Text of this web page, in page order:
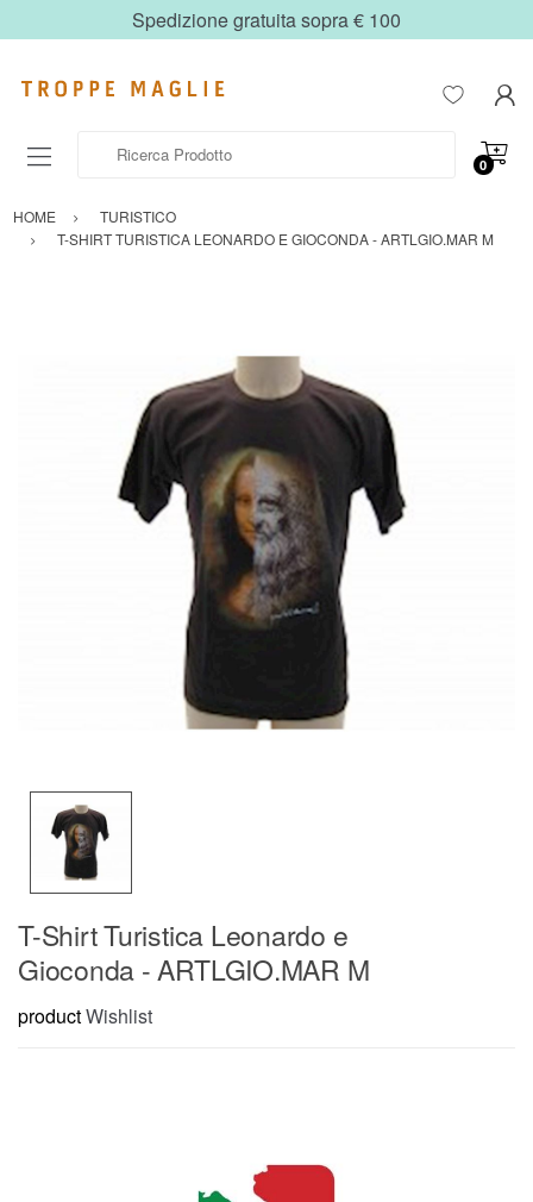
Spedizione gratuita sopra € 100
0
HOME
TURISTICO
T-SHIRT TURISTICA LEONARDO E GIOCONDA - ARTLGIO.MAR M
T-Shirt Turistica Leonardo e
Gioconda - ARTLGIO.MAR M
productWishlist